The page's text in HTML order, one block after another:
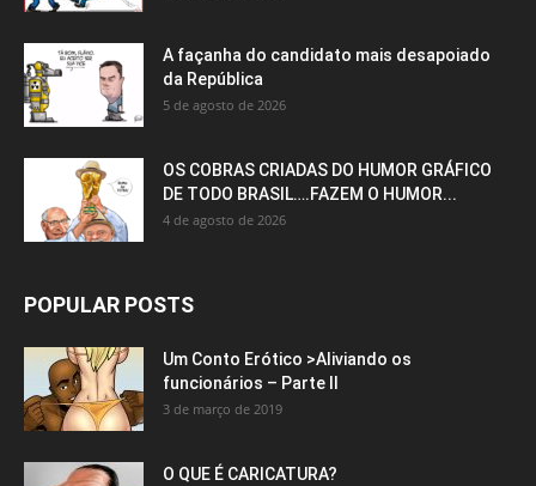
A façanha do candidato mais desapoiado
da República
5 de agosto de 2026
OS COBRAS CRIADAS DO HUMOR GRÁFICO
DE TODO BRASIL….FAZEM O HUMOR...
4 de agosto de 2026
POPULAR POSTS
Um Conto Erótico >Aliviando os
funcionários – Parte II
3 de março de 2019
O QUE É CARICATURA?